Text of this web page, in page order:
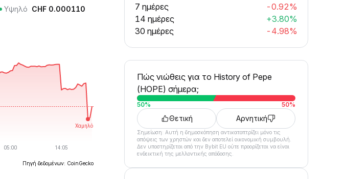
Υψηλό CHF 0.000110
Πηγή δεδομένων: CoinGecko
7 ημέρες
-0.92%
14 ημέρες
+3.80%
30 ημέρες
-4.98%
Πώς νιώθεις για το History of Pepe
(HOPE) σήμερα;
50% 50%
Θετική Αρνητική
Σημείωση: Αυτή η δημοσκόπηση αντικατοπτρίζει μόνο τις
απόψεις των χρηστών και δεν αποτελεί οικονομική συμβουλή.
Δεν υποστηρίζεται από την Bybit EU ούτε προορίζεται να είναι
ενδεικτική της μελλοντικής απόδοσης.